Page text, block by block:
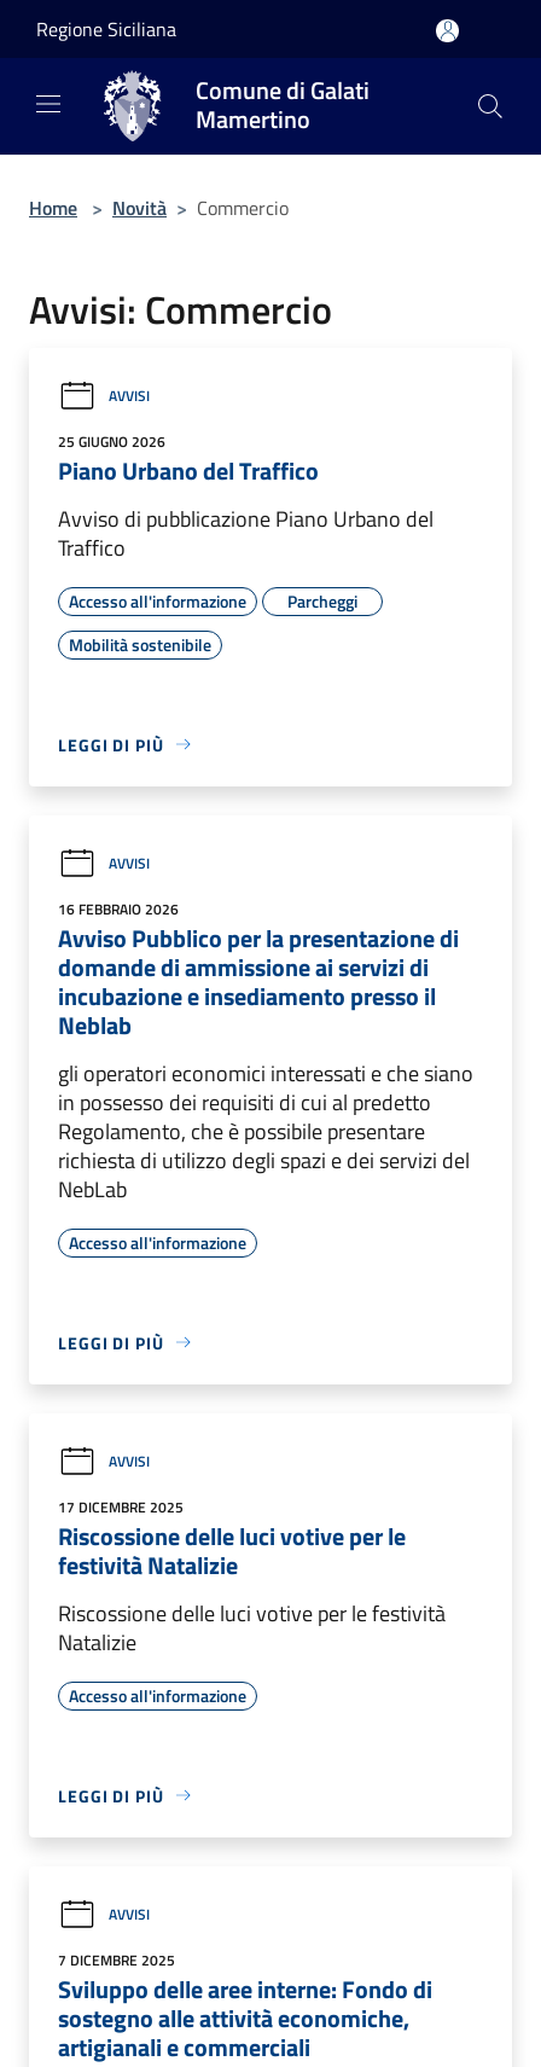
Regione Siciliana
Comune di Galati
Mamertino
Home > Novità > Commercio
Avvisi: Commercio
AVVISI
25 GIUGNO 2026
Piano Urbano del Traffico
Avviso di pubblicazione Piano Urbano del
Traffico
Accesso all'informazione
Parcheggi
Mobilità sostenibile
LEGGI DI PIÙ
AVVISI
16 FEBBRAIO 2026
Avviso Pubblico per la presentazione di
domande di ammissione ai servizi di
incubazione e insediamento presso il
Neblab
gli operatori economici interessati e che siano
in possesso dei requisiti di cui al predetto
Regolamento, che è possibile presentare
richiesta di utilizzo degli spazi e dei servizi del
NebLab
Accesso all'informazione
LEGGI DI PIÙ
AVVISI
17 DICEMBRE 2025
Riscossione delle luci votive per le
festività Natalizie
Riscossione delle luci votive per le festività
Natalizie
Accesso all'informazione
LEGGI DI PIÙ
AVVISI
7 DICEMBRE 2025
Sviluppo delle aree interne: Fondo di
sostegno alle attività economiche,
artigianali e commerciali